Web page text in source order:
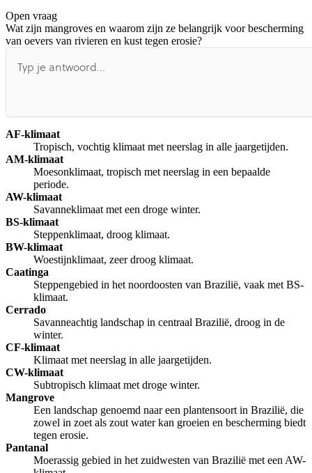
De uitleg gaat te langzaam
Afspelen werkte niet
Iets anders
Open vraag
Wat zijn mangroves en waarom zijn ze belangrijk voor bescherming
van oevers van rivieren en kust tegen erosie?
AF-klimaat
Tropisch, vochtig klimaat met neerslag in alle jaargetijden.
AM-klimaat
Moesonklimaat, tropisch met neerslag in een bepaalde
periode.
AW-klimaat
Savanneklimaat met een droge winter.
BS-klimaat
Steppenklimaat, droog klimaat.
BW-klimaat
Woestijnklimaat, zeer droog klimaat.
Caatinga
Steppengebied in het noordoosten van Brazilië, vaak met BS-
klimaat.
Cerrado
Savanneachtig landschap in centraal Brazilië, droog in de
winter.
CF-klimaat
Klimaat met neerslag in alle jaargetijden.
CW-klimaat
Subtropisch klimaat met droge winter.
Mangrove
Een landschap genoemd naar een plantensoort in Brazilië, die
zowel in zoet als zout water kan groeien en bescherming biedt
tegen erosie.
Pantanal
Moerassig gebied in het zuidwesten van Brazilië met een AW-